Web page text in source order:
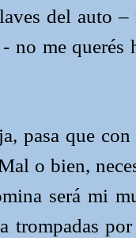
del auto
no me querés
pasa que
o bien,
será mi
trompadas